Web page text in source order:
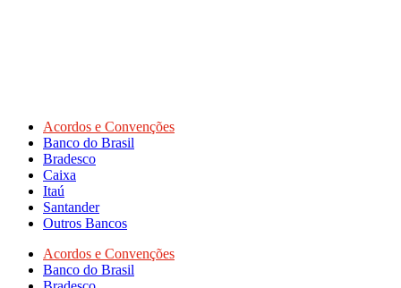
Acordos e Convenções
Banco do Brasil
Bradesco
Caixa
Itaú
Santander
Outros Bancos
Acordos e Convenções
Banco do Brasil